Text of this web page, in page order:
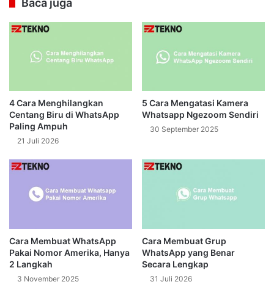
Baca juga
4 Cara Menghilangkan
Centang Biru di WhatsApp
Paling Ampuh
21 Juli 2026
5 Cara Mengatasi Kamera
Whatsapp Ngezoom Sendiri
30 September 2025
Cara Membuat WhatsApp
Pakai Nomor Amerika, Hanya
2 Langkah
3 November 2025
Cara Membuat Grup
WhatsApp yang Benar
Secara Lengkap
31 Juli 2026